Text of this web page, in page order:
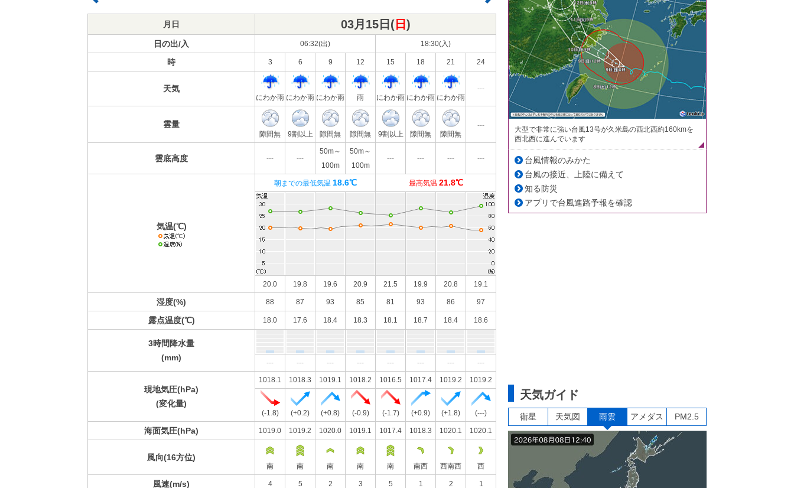
月日 03月15日(日 )
日の出/入 06:32(出) 18:30(入)
時 3 6 9 12 15 18 21 24
天気
にわか雨 にわか雨 にわか雨 雨 にわか雨 にわか雨 にわか雨
---
雲量
隙間無 9割以上 隙間無 隙間無 9割以上 隙間無 隙間無
---
雲底高度 --- ---
50m～
100m
50m～
100m
--- --- --- ---
気温(℃)
朝までの最低気温 18.6℃ 最高気温 21.8℃
20.0 19.8 19.6 20.9 21.5 19.9 20.8 19.1
湿度(%) 88 87 93 85 81 93 86 97
露点温度(℃) 18.0 17.6 18.4 18.3 18.1 18.7 18.4 18.6
3時間降水量
(mm)
--- --- --- --- --- --- --- ---
現地気圧(hPa)
(変化量)
1018.1 1018.3 1019.1 1018.2 1016.5 1017.4 1019.2 1019.2
(-1.8) (+0.2) (+0.8) (-0.9) (-1.7) (+0.9) (+1.8) (---)
海面気圧(hPa) 1019.0 1019.2 1020.0 1019.1 1017.4 1018.3 1020.1 1020.1
風向(16方位)
南 南 南 南 南 南西 西南西 西
風速(m/s) 4 5 2 3 5 1 2 1
大型で非常に強い台風13号が久米島の西北西約160kmを
西北西に進んでいます
台風情報のみかた
台風の接近、上陸に備えて
知る防災
アプリで台風進路予報を確認
天気ガイド
衛星 天気図 雨雲 アメダス PM2.5